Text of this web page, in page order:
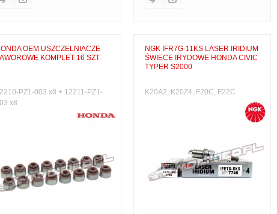
OEM USZCZELNIACZE
KOMPLET 16 SZT.
PZ1-003 x8 + 12211-PZ1-
x8
NGK IFR7G-11KS LASER IRIDIUM
ŚWIECE IRYDOWE HONDA CIVIC
TYPER S2000
K20A2, K20Z4, F20C, F22C